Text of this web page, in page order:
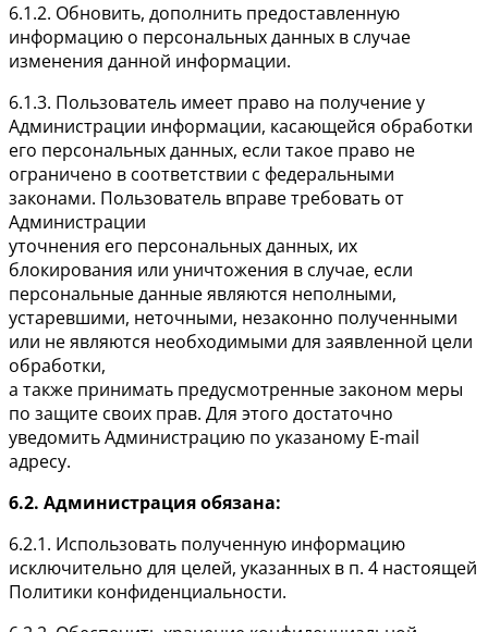
6.1.2. Обновить, дополнить предоставленную
информацию о персональных данных в случае
изменения данной информации.
6.1.3. Пользователь имеет право на получение у
Администрации информации, касающейся обработки
его персональных данных, если такое право не
ограничено в соответствии с федеральными
законами. Пользователь вправе требовать от
Администрации
уточнения его персональных данных, их
блокирования или уничтожения в случае, если
персональные данные являются неполными,
устаревшими, неточными, незаконно полученными
или не являются необходимыми для заявленной цели
обработки,
а также принимать предусмотренные законом меры
по защите своих прав. Для этого достаточно
уведомить Администрацию по указаному E-mail
адресу.
6.2. Администрация обязана:
6.2.1. Использовать полученную информацию
исключительно для целей, указанных в п. 4 настоящей
Политики конфиденциальности.